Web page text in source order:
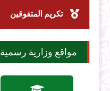
تكريم المتفوقين
مواقع وزارية رسمية